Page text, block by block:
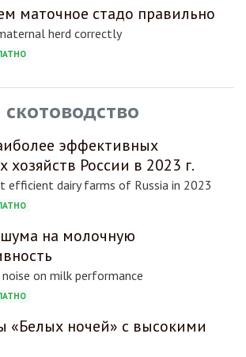
маточное стадо правильно
herd correctly
эффективных
хозяйств России в 2023 г.
efficient dairy farms of Russia in 2023
на молочную
on milk performance
«Белых ночей» с высокими